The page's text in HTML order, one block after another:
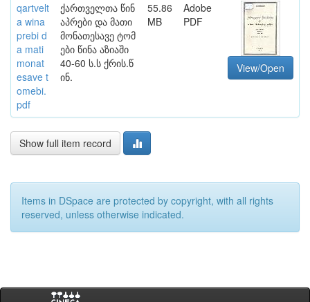
qartvelt
a wina
prebi d
a mati
monat
esave t
omebi.
pdf
ქართველთა წინ
აპრები და მათი
მონათესავე ტომ
ები წინა აზიაში
40-60 ს.ს ქრის.წ
ინ.
55.86
MB
Adobe
PDF
View/Open
Show full item record
Items in DSpace are protected by copyright, with all rights
reserved, unless otherwise indicated.